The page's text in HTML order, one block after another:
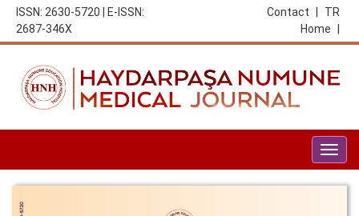
ISSN: 2630-5720 | E-ISSN:
2687-346X
TR
Contact
Home